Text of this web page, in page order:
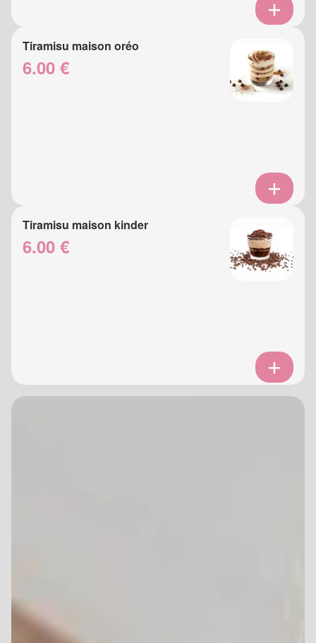
Tiramisu maison oréo
6.00 €
Tiramisu maison kinder
6.00 €